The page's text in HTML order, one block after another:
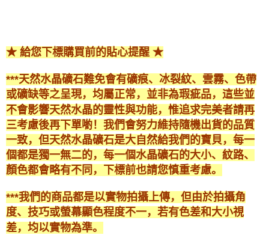
★ 給您下標購買前的貼心提醒 ★
***天然水晶礦石難免會有礦痕、冰裂紋、雲霧、色帶
或礦缺等之呈現，均屬正常，並非為瑕疵品，這些並
不會影響天然水晶的靈性與功能，惟追求完美者請再
三考慮後再下單喲！我們會努力維持隨機出貨的品質
一致，但天然水晶礦石是大自然給我們的寶貝，每一
個都是獨一無二的，每一個水晶礦石的大小、紋路、
顏色都會略有不同，下標前也請您慎重考慮。
***我們的商品都是以實物拍攝上傳，但由於拍攝角
度、技巧或螢幕顯色程度不一，若有色差和大小視
差，均以實物為準。